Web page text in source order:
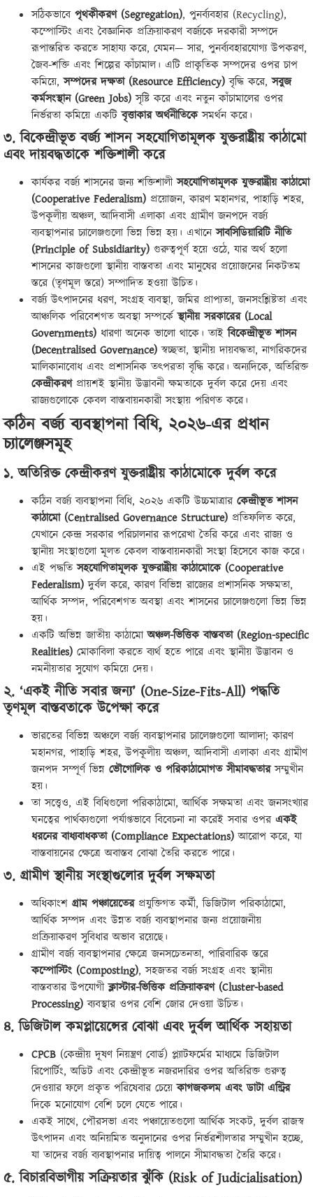
সঠিকভাবে পৃথকীকরণ (Segregation), পুনর্ব্যবহার (Recycling),
কম্পোস্টিং এবং বৈজ্ঞানিক প্রক্রিয়াকরণ বর্জ্যকে দরকারী সম্পদে
রূপান্তরিত করতে সাহায্য করে, যেমন— সার, পুনর্ব্যবহারযোগ্য উপকরণ,
জৈব-শক্তি এবং শিল্পের কাঁচামাল। এটি প্রাকৃতিক সম্পদের ওপর চাপ
কমিয়ে,সম্পদের দক্ষতা (Resource Efficiency) বৃদ্ধি করে,সবুজ
কর্মসংস্থান (Green Jobs) সৃষ্টি করে এবং নতুন কাঁচামালের ওপর
নির্ভরতা কমিয়ে একটিবৃত্তাকার অর্থনীতিকেসমর্থন করে।
৩. বিকেন্দ্রীভূত বর্জ্য শাসন সহযোগিতামূলক যুক্তরাষ্ট্রীয় কাঠামো
এবং দায়বদ্ধতাকে শক্তিশালী করে
কার্যকর বর্জ্য শাসনের জন্য শক্তিশালীসহযোগিতামূলক যুক্তরাষ্ট্রীয় কাঠামো
(Cooperative Federalism) প্রয়োজন, কারণ মহানগর, পাহাড়ি শহর,
উপকূলীয় অঞ্চল, আদিবাসী এলাকা এবং গ্রামীণ জনপদে বর্জ্য
ব্যবস্থাপনার চ্যালেঞ্জগুলো ভিন্ন ভিন্ন হয়। এখানেসাবসিডিয়ারিটি নীতি
(Principle of Subsidiarity) গুরুত্বপূর্ণ হয়ে ওঠে, যার অর্থ হলো
শাসনের কাজগুলো স্থানীয় বাস্তবতা এবং মানুষের প্রয়োজনের নিকটতম
স্তরে (তৃণমূল স্তরে) সম্পাদিত হওয়া উচিত।
বর্জ্য উৎপাদনের ধরণ, সংগ্রহ ব্যবস্থা, জমির প্রাপ্যতা, জনসংশ্লিষ্টতা এবং
আঞ্চলিক পরিবেশগত অবস্থা সম্পর্কেস্থানীয় সরকারের (Local
Governments) ধারণা অনেক ভালো থাকে। তাইবিকেন্দ্রীভূত শাসন
(Decentralised Governance) স্বচ্ছতা, স্থানীয় দায়বদ্ধতা, নাগরিকদের
মালিকানাবোধ এবং প্রশাসনিক তৎপরতা বৃদ্ধি করে। অন্যদিকে, অতিরিক্ত
কেন্দ্রীকরণপ্রায়শই স্থানীয় উদ্ভাবনী ক্ষমতাকে দুর্বল করে দেয় এবং
রাজ্যগুলোকে কেবল বাস্তবায়নকারী সংস্থায় পরিণত করে।
কঠিন বর্জ্য ব্যবস্থাপনা বিধি, ২০২৬-এর প্রধান
চ্যালেঞ্জসমূহ
১. অতিরিক্ত কেন্দ্রীকরণ যুক্তরাষ্ট্রীয় কাঠামোকে দুর্বল করে
কঠিন বর্জ্য ব্যবস্থাপনা বিধি, ২০২৬ একটি উচ্চমাত্রার কেন্দ্রীভূত শাসন
কাঠামো (Centralised Governance Structure) প্রতিফলিত করে,
যেখানে কেন্দ্র সরকার পরিচালনার রূপরেখা তৈরি করে এবং রাজ্য ও
স্থানীয় সংস্থাগুলো মূলত কেবল বাস্তবায়নকারী সংস্থা হিসেবে কাজ করে।
এই পদ্ধতিসহযোগিতামূলক যুক্তরাষ্ট্রীয় কাঠামোকে (Cooperative
Federalism) দুর্বল করে, কারণ বিভিন্ন রাজ্যের প্রশাসনিক সক্ষমতা,
আর্থিক সম্পদ, পরিবেশগত অবস্থা এবং শাসনের চ্যালেঞ্জগুলো ভিন্ন ভিন্ন
হয়।
একটি অভিন্ন জাতীয় কাঠামোঅঞ্চল-ভিত্তিক বাস্তবতা (Region-specific
Realities) মোকাবিলা করতে ব্যর্থ হতে পারে এবং স্থানীয় উদ্ভাবন ও
নমনীয়তার সুযোগ কমিয়ে দেয়।
২. ‘একই নীতি সবার জন্য’ (One-Size-Fits-All) পদ্ধতি
তৃণমূল বাস্তবতাকে উপেক্ষা করে
ভারতের বিভিন্ন অঞ্চলে বর্জ্য ব্যবস্থাপনার চ্যালেঞ্জগুলো আলাদা; কারণ
মহানগর, পাহাড়ি শহর, উপকূলীয় অঞ্চল, আদিবাসী এলাকা এবং গ্রামীণ
জনপদ সম্পূর্ণ ভিন্ন ভৌগোলিক ও পরিকাঠামোগত সীমাবদ্ধতারসম্মুখীন
হয়।
তা সত্ত্বেও, এই বিধিগুলো পরিকাঠামো, আর্থিক সক্ষমতা এবং জনসংখ্যার
ঘনত্বের পার্থক্যগুলো পর্যাপ্তভাবে বিবেচনা না করেই সবার ওপর একই
ধরনের বাধ্যবাধকতা (Compliance Expectations) আরোপ করে, যা
বাস্তবায়নের ক্ষেত্রে অবাস্তব বোঝা তৈরি করতে পারে।
৩. গ্রামীণ স্থানীয় সংস্থাগুলোর দুর্বল সক্ষমতা
অধিকাংশ গ্রাম পঞ্চায়েতেরপ্রযুক্তিগত কর্মী, ডিজিটাল পরিকাঠামো,
আর্থিক সম্পদ এবং উন্নত বর্জ্য ব্যবস্থাপনার জন্য প্রয়োজনীয়
প্রক্রিয়াকরণ সুবিধার অভাব রয়েছে।
গ্রামীণ বর্জ্য ব্যবস্থাপনার ক্ষেত্রে জনসচেতনতা, পারিবারিক স্তরে
কম্পোস্টিং (Composting), সহজতর বর্জ্য সংগ্রহ এবং স্থানীয়
বাস্তবতার উপযোগীক্লাস্টার-ভিত্তিক প্রক্রিয়াকরণ (Cluster-based
Processing) ব্যবস্থার ওপর বেশি জোর দেওয়া উচিত।
৪. ডিজিটাল কমপ্লায়েন্সের বোঝা এবং দুর্বল আর্থিক সহায়তা
CPCB (কেন্দ্রীয় দূষণ নিয়ন্ত্রণ বোর্ড) প্ল্যাটফর্মের মাধ্যমে ডিজিটাল
রিপোর্টিং, অডিট এবং কেন্দ্রীভূত নজরদারির ওপর অতিরিক্ত গুরুত্ব
দেওয়ার ফলে প্রকৃত পরিষেবার চেয়েকাগজকলম এবং ডাটা এন্ট্রির
দিকে মনোযোগ বেশি চলে যেতে পারে।
একই সাথে, পৌরসভা এবং পঞ্চায়েতগুলো আর্থিক সংকট, দুর্বল রাজস্ব
উৎপাদন এবং অনিয়মিত অনুদানের ওপর নির্ভরশীলতার সম্মুখীন হচ্ছে,
যা তাদের বর্জ্য ব্যবস্থাপনার দায়িত্ব পালনে সীমাবদ্ধতা তৈরি করে।
৫. বিচারবিভাগীয় সক্রিয়তার ঝুঁকি (Risk of Judicialisation)